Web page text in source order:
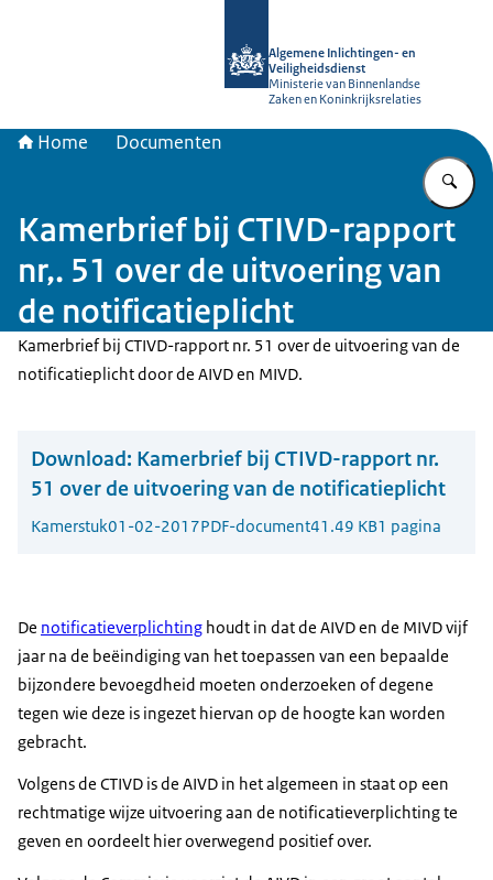
Algemene Inlichtingen- en
Veiligheidsdienst
Ministerie van Binnenlandse
Zaken en Koninkrijksrelaties
Home Documenten
Kamerbrief bij CTIVD-rapport
nr,. 51 over de uitvoering van
de notificatieplicht
Kamerbrief bij CTIVD-rapport nr. 51 over de uitvoering van de
notificatieplicht door de AIVD en MIVD.
Download: Kamerbrief bij CTIVD-rapport nr.
51 over de uitvoering van de notificatieplicht
Kamerstuk01-02-2017PDF-document41.49 KB1 pagina
De notificatieverplichting houdt in dat de AIVD en de MIVD vijf
jaar na de beëindiging van het toepassen van een bepaalde
bijzondere bevoegdheid moeten onderzoeken of degene
tegen wie deze is ingezet hiervan op de hoogte kan worden
gebracht.
Volgens de CTIVD is de AIVD in het algemeen in staat op een
rechtmatige wijze uitvoering aan de notificatieverplichting te
geven en oordeelt hier overwegend positief over.